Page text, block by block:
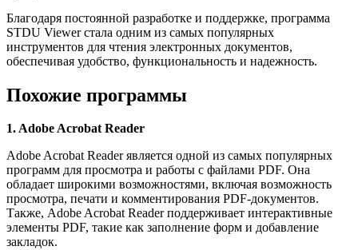
Благодаря постоянной разработке и поддержке, программа
STDU Viewer стала одним из самых популярных
инструментов для чтения электронных документов,
обеспечивая удобство, функциональность и надежность.
Похожие программы
1. Adobe Acrobat Reader
Adobe Acrobat Reader является одной из самых популярных
программ для просмотра и работы с файлами PDF. Она
обладает широкими возможностями, включая возможность
просмотра, печати и комментирования PDF-документов.
Также, Adobe Acrobat Reader поддерживает интерактивные
элементы PDF, такие как заполнение форм и добавление
закладок.